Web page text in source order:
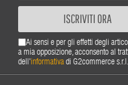
ISCRIVITI ORA
Ai sensi e per gli effetti degli
a mia opposizione, acconsento al
dell'informativa di G2commerce